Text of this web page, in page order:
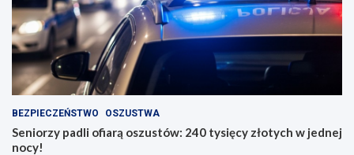
BEZPIECZEŃSTWO OSZUSTWA
Seniorzy padli ofiarą oszustów: 240 tysięcy złotych w jednej
nocy!